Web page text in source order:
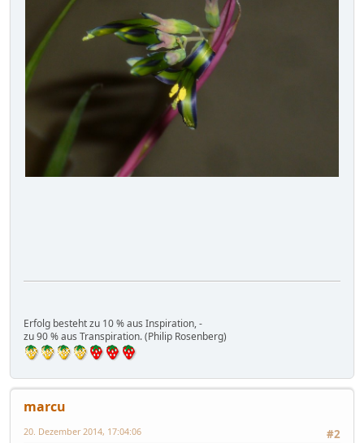
Erfolg besteht zu 10 % aus Inspiration, -
zu 90 % aus Transpiration. (Philip Rosenberg)
marcu
#2
20. Dezember 2014, 17:04:06